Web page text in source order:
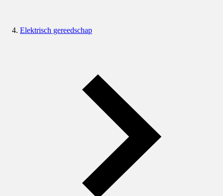
Elektrisch gereedschap